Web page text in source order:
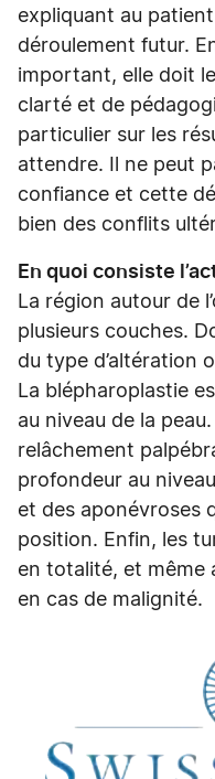
expliquant au
déroulement futur.
important, elle doit
clarté et de
particulier sur les
attendre. Il ne peut
confiance et cette
bien des conflits
En quoi consiste
La région autour de
plusieurs couches.
du type d’altération
La blépharoplastie
au niveau de la
relâchement
profondeur au
et des aponévroses
position. Enfin, les
en totalité, et même
en cas de malignité.